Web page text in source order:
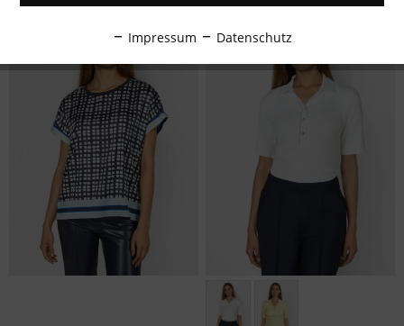
Größen: 36, 38, 40, 42, 44
Tracking Inaktiv
Personalisierung Inaktiv
Service
Impressum Datenschutz